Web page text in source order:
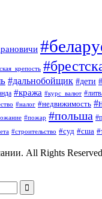
#дальнобойщик #дети
#кража #курс_валют
#налог #недвижимость
#пожар #польша
#строительство #суд #сша
All Rights